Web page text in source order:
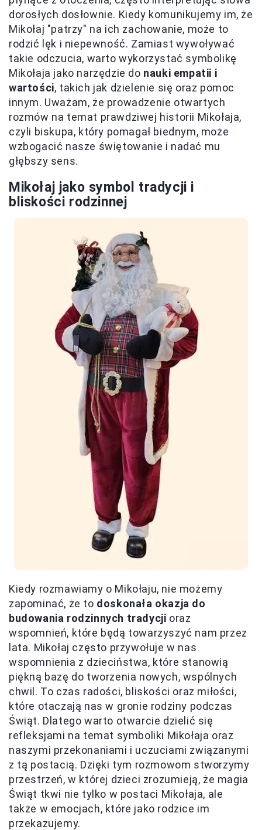
dorosłych dosłownie. Kiedy komunikujemy im, że
Mikołaj "patrzy" na ich zachowanie, może to
rodzić lęk i niepewność. Zamiast wywoływać
takie odczucia, warto wykorzystać symbolikę
Mikołaja jako narzędzie do nauki empatii i
wartości, takich jak dzielenie się oraz pomoc
innym. Uważam, że prowadzenie otwartych
rozmów na temat prawdziwej historii Mikołaja,
czyli biskupa, który pomagał biednym, może
wzbogacić nasze świętowanie i nadać mu
głębszy sens.
Mikołaj jako symbol tradycji i
bliskości rodzinnej
Kiedy rozmawiamy o Mikołaju, nie możemy
zapominać, że to doskonała okazja do
budowania rodzinnych tradycji oraz
wspomnień, które będą towarzyszyć nam przez
lata. Mikołaj często przywołuje w nas
wspomnienia z dzieciństwa, które stanowią
piękną bazę do tworzenia nowych, wspólnych
chwil. To czas radości, bliskości oraz miłości,
które otaczają nas w gronie rodziny podczas
Świąt. Dlatego warto otwarcie dzielić się
refleksjami na temat symboliki Mikołaja oraz
naszymi przekonaniami i uczuciami związanymi
z tą postacią. Dzięki tym rozmowom stworzymy
przestrzeń, w której dzieci zrozumieją, że magia
Świąt tkwi nie tylko w postaci Mikołaja, ale
także w emocjach, które jako rodzice im
przekazujemy.